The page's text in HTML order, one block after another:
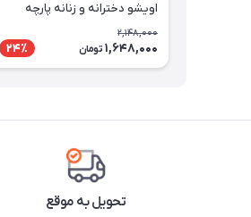
اویشو دخترانه و زنانه پارچه
دورس داخل کرک حراجی آخر فصل
2,148,000
1,648,000 تومان 24٪
تحویل به موقع